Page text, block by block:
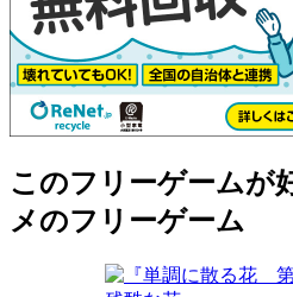
このフリーゲームが
メのフリーゲーム